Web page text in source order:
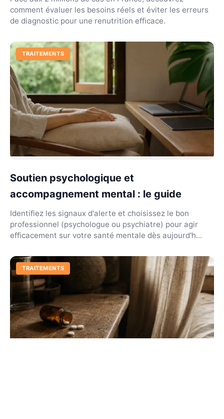
comment évaluer les besoins réels et éviter les erreurs
de diagnostic pour une renutrition efficace.
TRAITEMENTS
Soutien psychologique et
accompagnement mental : le guide
Identifiez les signaux d'alerte et choisissez le bon
professionnel (psychologue ou psychiatre) pour agir
efficacement sur votre santé mentale dès aujourd'h...
TRAITEMENTS